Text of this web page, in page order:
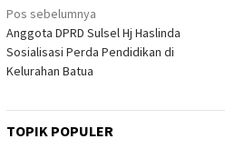
Navigasi
pos
Pos sebelumnya
Anggota DPRD Sulsel Hj Haslinda
Sosialisasi Perda Pendidikan di
Kelurahan Batua
TOPIK POPULER